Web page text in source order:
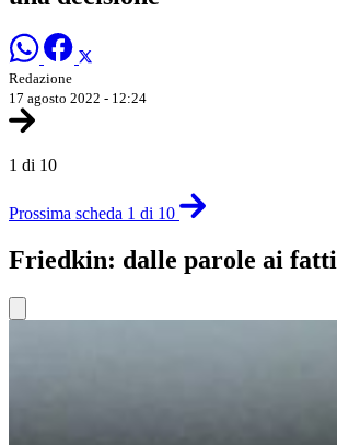
Redazione
17 agosto 2022 - 12:24
1 di 10
Prossima scheda 1 di 10
Friedkin: dalle parole ai fatti